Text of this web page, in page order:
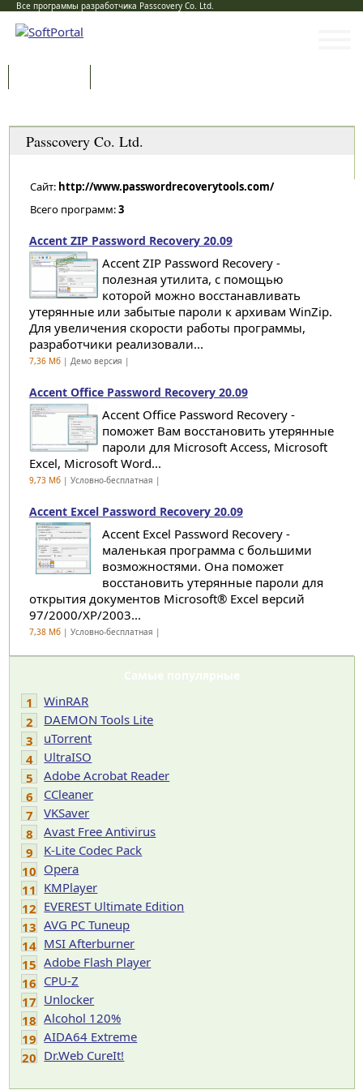
Все программы разработчика Passcovery Co. Ltd.
Passcovery Co. Ltd.
Сайт: http://www.passwordrecoverytools.com/
Всего программ:3
Accent ZIP Password Recovery 20.09
Accent ZIP Password Recovery -
полезная утилита, с помощью
которой можно восстанавливать
утерянные или забытые пароли к архивам WinZip.
Для увеличения скорости работы программы,
разработчики реализовали...
7,36 Мб| Демо версия |
Accent Office Password Recovery 20.09
Accent Office Password Recovery -
поможет Вам восстановить утерянные
пароли для Microsoft Access, Microsoft
Excel, Microsoft Word...
9,73 Мб| Условно-бесплатная |
Accent Excel Password Recovery 20.09
Accent Excel Password Recovery -
маленькая программа с большими
возможностями. Она поможет
восстановить утерянные пароли для
открытия документов Microsoft® Excel версий
97/2000/XP/2003...
7,38 Мб| Условно-бесплатная |
Самые популярные
1
WinRAR
2
DAEMON Tools Lite
3
uTorrent
4
UltraISO
5
Adobe Acrobat Reader
6
CCleaner
7
VKSaver
8
Avast Free Antivirus
9
K-Lite Codec Pack
10 Opera
11 KMPlayer
12 EVEREST Ultimate Edition
13 AVG PC Tuneup
14 MSI Afterburner
15 Adobe Flash Player
16 CPU-Z
17 Unlocker
18 Alcohol 120%
19 AIDA64 Extreme
20 Dr.Web CureIt!